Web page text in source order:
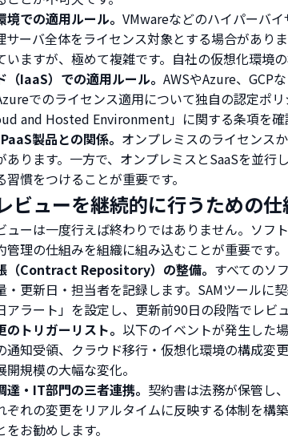
境での適用ルール。 VMwareなどのハイパーバ
サーバ全体をライセンス対象とする場合があ
いますが、極めて複雑です。自社の仮想化環境
（IaaS）での適用ルール。 AWSやAzure、GCP
でのライセンス適用について独自の認定ポ
and Hosted Environment」に関する条項を確
製品との関係。 オンプレミスのライセンス
あります。一方で、オンプレミスとSaaSを並
習慣をつけることが重要です。
ビューを継続的に行うための仕
ューは一度行えば終わりではありません。ソフ
管理の仕組みを組織に組み込むことが重要です。
（Contract Repository）の整備。 すべてのソ
・更新日・担当者を記録します。SAMツールに
アラート」を設定し、更新前90日の段階でレビ
のトリガーリスト。 以下のイベントが発生した
通知受領、クラウド移行・仮想化環境の構成変
開規模の大幅な変化。
達・IT部門の三者連携。 契約書は法務が保管し
ぞれの変更をリアルタイムに反映する体制を構
をお勧めします。